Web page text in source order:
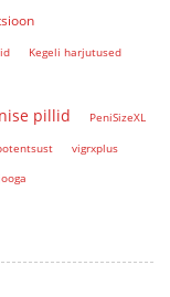
Kegeli harjutused
pillid
PeniSizeXL
vigrxplus